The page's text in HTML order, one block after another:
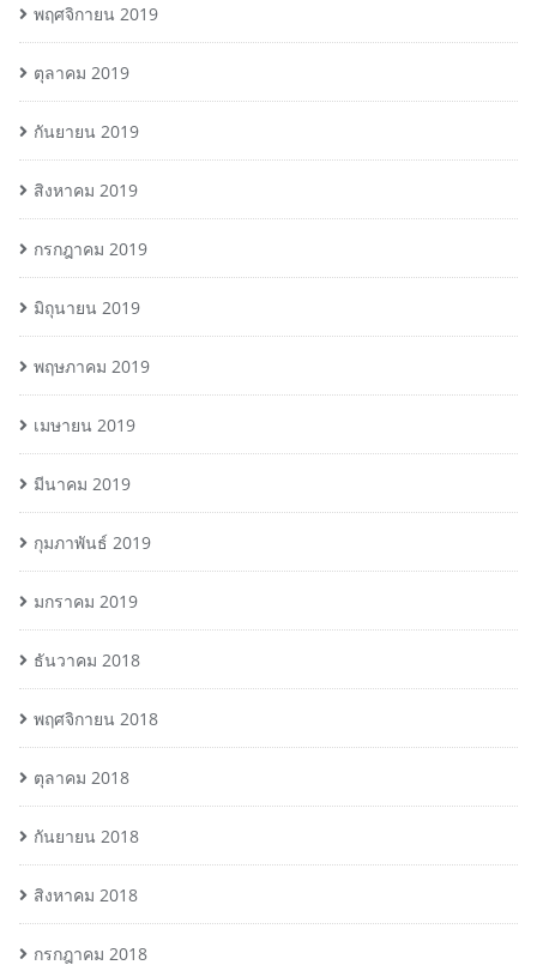
พฤศจิกายน 2019
ตุลาคม 2019
กันยายน 2019
สิงหาคม 2019
กรกฎาคม 2019
มิถุนายน 2019
พฤษภาคม 2019
เมษายน 2019
มีนาคม 2019
กุมภาพันธ์ 2019
มกราคม 2019
ธันวาคม 2018
พฤศจิกายน 2018
ตุลาคม 2018
กันยายน 2018
สิงหาคม 2018
กรกฎาคม 2018